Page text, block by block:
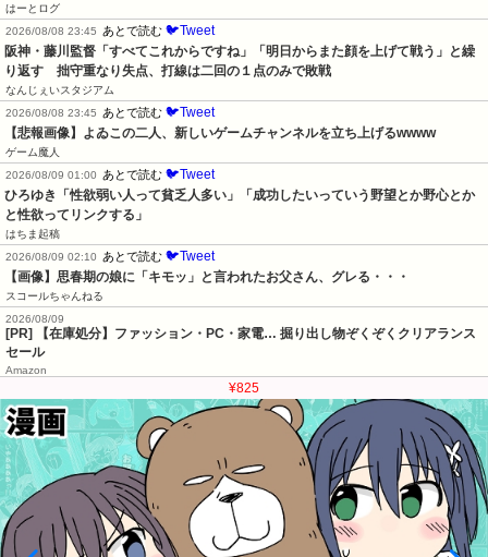
はーとログ
2026/08/08 23:45
あとで読む 🐦Tweet
阪神・藤川監督「すべてこれからですね」「明日からまた顔を上げて戦う」と繰
り返す　拙守重なり失点、打線は二回の１点のみで敗戦
なんじぇいスタジアム
2026/08/08 23:45
あとで読む 🐦Tweet
【悲報画像】よゐこの二人、新しいゲームチャンネルを立ち上げるwwww
ゲーム魔人
2026/08/09 01:00
あとで読む 🐦Tweet
ひろゆき「性欲弱い人って貧乏人多い」「成功したいっていう野望とか野心とか
と性欲ってリンクする」
はちま起稿
2026/08/09 02:10
あとで読む 🐦Tweet
【画像】思春期の娘に「キモッ」と言われたお父さん、グレる・・・
スコールちゃんねる
2026/08/09
[PR] 【在庫処分】ファッション・PC・家電… 掘り出し物ぞくぞくクリアランス
セール
Amazon
¥825